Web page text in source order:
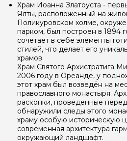
Храм Иоанна Златоуста -
Ялты, расположенный на
Поликуровском холме,
парком, был построен в 1894
сочетает в себе элементы
стилей, что делает его
храмов.
Храм Святого Архистратига
2006 году в Ореанде, у
этот храм был возведён на
православного монастыря.
раскопки, проведенные
обнаружили следы этого
храму особую историческую
современная архитектура
окружающий ландшафт.
задать
Я даю своё согласие на
данных